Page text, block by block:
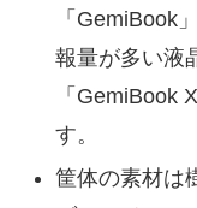
「GemiBook
報量が多い液
「GemiBook
す。
筐体の素材は